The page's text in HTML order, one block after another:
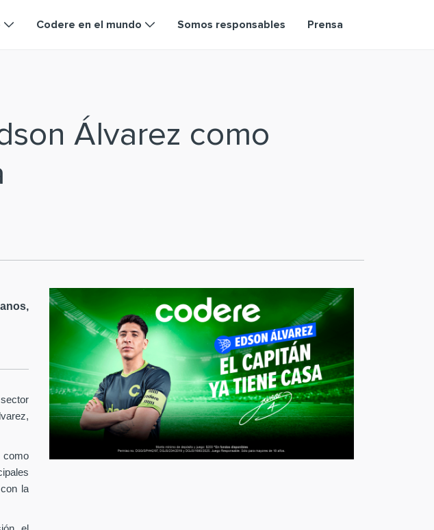
Codere en el mundo Somos responsables Prensa
Álvarez como
la